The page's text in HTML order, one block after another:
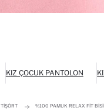
KIZ ÇOCUK PANTOLON
TIŞÖRT %100 PAMUK RELAX FIT